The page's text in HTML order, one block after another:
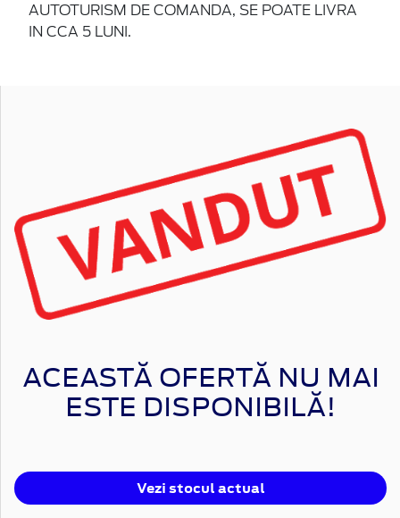
AUTOTURISM DE COMANDA, SE POATE LIVRA
IN CCA 5 LUNI.
ACEASTĂ OFERTĂ NU MAI
ESTE DISPONIBILĂ!
Vezi stocul actual